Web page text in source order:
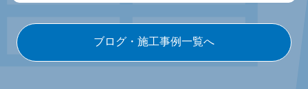
ブログ・施工事例一覧へ